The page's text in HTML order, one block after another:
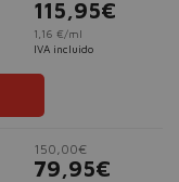
115,95€
1,16 €/ml
IVA incluido
150,00€
79,95€